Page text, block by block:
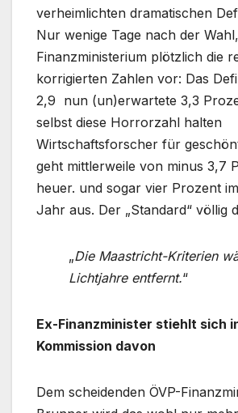
verheimlichten dramatischen
Nur wenige Tage nach der
Finanzministerium plötzlich die
korrigierten Zahlen vor: Das
2,9 nun (un)erwartete 3,3
selbst diese Horrorzahl halten
Wirtschaftsforscher für
geht mittlerweile von minus 3,7
heuer. und sogar vier Prozent
Jahr aus. Der „Standard“ völlig
„Die Maastricht-Kriterien
Lichtjahre entfernt.“
Ex-Finanzminister stiehlt sich
Kommission davon
Dem scheidenden ÖVP-